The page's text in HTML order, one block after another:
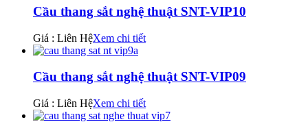
Cầu thang sắt nghệ thuật SNT-VIP10
Giá : Liên HệXem chi tiết
Cầu thang sắt nghệ thuật SNT-VIP09
Giá : Liên HệXem chi tiết